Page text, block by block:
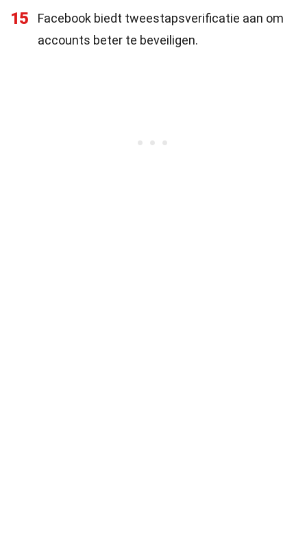
15
Facebook biedt tweestapsverificatie aan om
accounts beter te beveiligen.